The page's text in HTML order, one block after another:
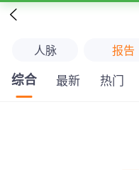

人脉 报告
综合 最新 热门